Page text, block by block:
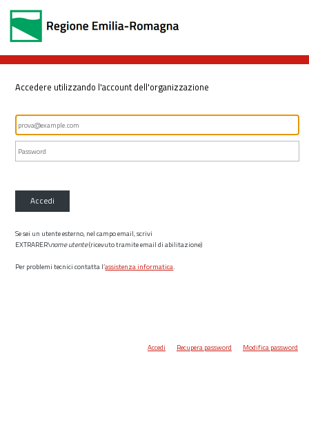
Accedere utilizzando l'account dell'organizzazione
Accedi
Se sei un utente esterno, nel campo email, scrivi
EXTRARER\nome utente(ricevuto tramite email di abilitazione)
Per problemi tecnici contatta l’assistenza informatica.
Accedi Recupera password Modifica password